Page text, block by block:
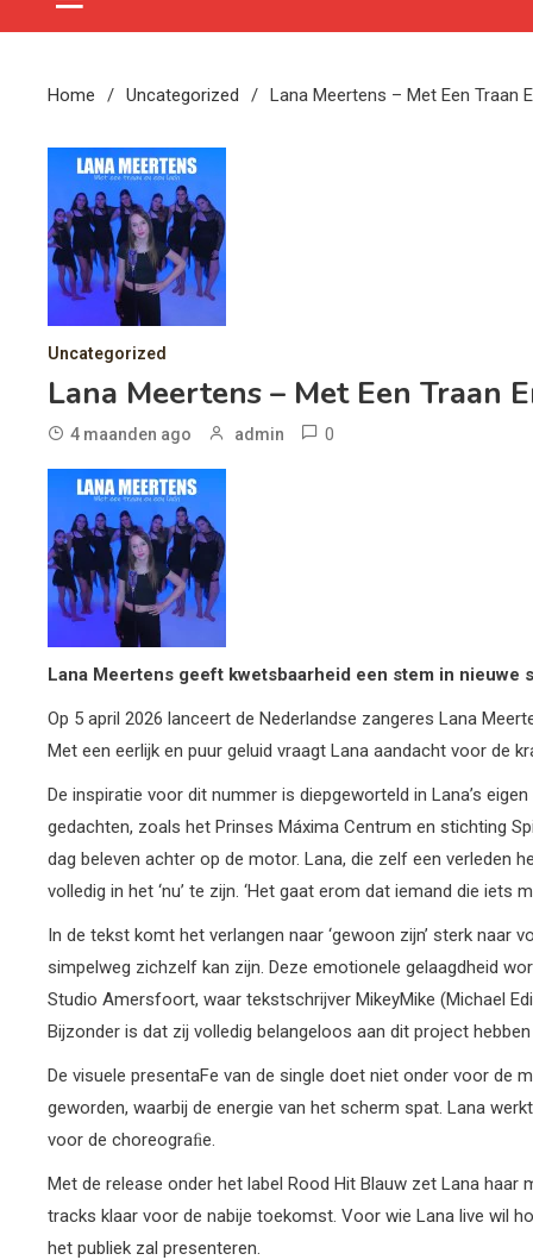
Home Uncategorized Lana Meertens – Met Een Traan
Uncategorized
Lana Meertens – Met Een Traan
4 maanden ago admin 0
Lana Meertens geeft kwetsbaarheid een stem in nieuwe
Op 5 april 2026 lanceert de Nederlandse zangeres Lana
Met een eerlijk en puur geluid vraagt Lana aandacht voor de
De inspiratie voor dit nummer is diepgeworteld in Lana’s
gedachten, zoals het Prinses Máxima Centrum en stichting
dag beleven achter op de motor. Lana, die zelf een verleden
volledig in het ‘nu’ te zijn. ‘Het gaat erom dat iemand die iets
In de tekst komt het verlangen naar ‘gewoon zijn’ sterk naar
simpelweg zichzelf kan zijn. Deze emotionele gelaagdheid
Studio Amersfoort, waar tekstschrijver MikeyMike (Michael
Bijzonder is dat zij volledig belangeloos aan dit project
De visuele presentaFe van de single doet niet onder voor de
geworden, waarbij de energie van het scherm spat. Lana
voor de choreograﬁe.
Met de release onder het label Rood Hit Blauw zet Lana
tracks klaar voor de nabije toekomst. Voor wie Lana live wil
het publiek zal presenteren.